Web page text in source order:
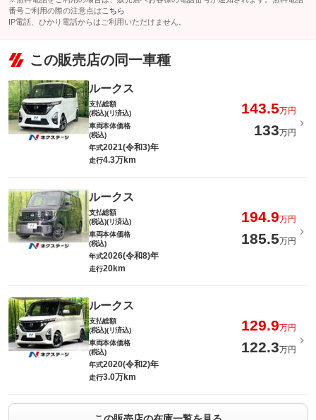
番号ご利用の際の注意点は こちら
IP電話、ひかり電話からはご利用いただけません。
この販売店の同一車種
ルークス
支払総額
(税込)(リ済込)
143.5万円
車両本体価格
(税込)
133万円
年式2021(令和3)年
走行4.3万km
ルークス
支払総額
(税込)(リ済込)
194.9万円
車両本体価格
(税込)
185.5万円
年式2026(令和8)年
走行20km
ルークス
支払総額
(税込)(リ済込)
129.9万円
車両本体価格
(税込)
122.3万円
年式2020(令和2)年
走行3.0万km